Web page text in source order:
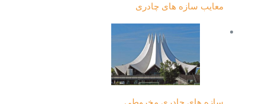
معایب سازه های چادری
سازه های چادری مخروطی